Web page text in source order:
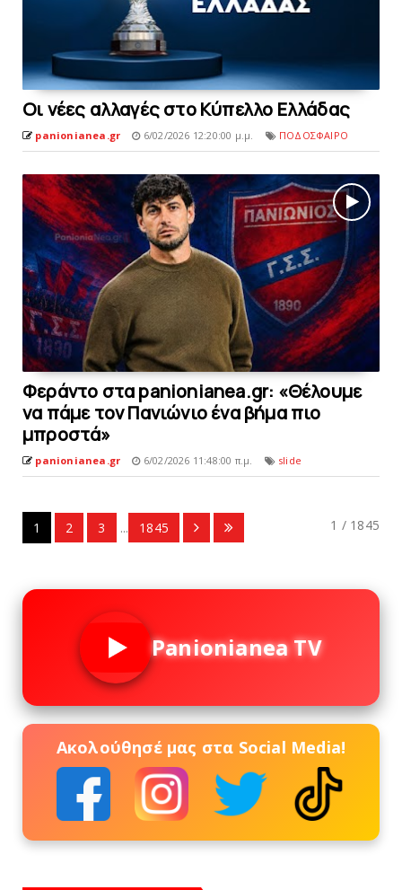
Οι νέες αλλαγές στο Kύπελλο Ελλάδας
panionianea.gr 6/02/2026 12:20:00 μ.μ. ΠΟΔΟΣΦΑΙΡΟ
Φεράντο στα panionianea.gr: «Θέλουμε
να πάμε τον Πανιώνιο ένα βήμα πιο
μπροστά»
panionianea.gr 6/02/2026 11:48:00 π.μ. slide
1 / 1845
1 2 3 ... 1845
Panionianea TV
Ακολούθησέ μας στα Social Media!